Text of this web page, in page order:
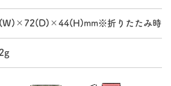
折りたたみ時